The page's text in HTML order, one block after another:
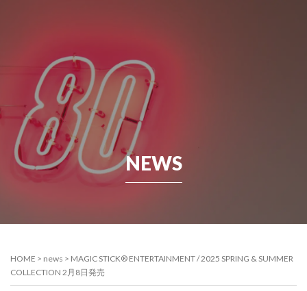
NEWS
HOME > news > MAGIC STICK® ENTERTAINMENT / 2025 SPRING & SUMMER
COLLECTION 2月8日発売